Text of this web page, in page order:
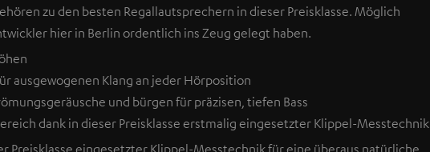
zu den besten Regallautsprechern in dieser Preisklasse. Möglich
hier in Berlin ordentlich ins Zeug gelegt haben.
ausgewogenen Klang an jeder Hörposition
und bürgen für präzisen, tiefen Bass
dank in dieser Preisklasse erstmalig eingesetzter Klippel-Messtechnik